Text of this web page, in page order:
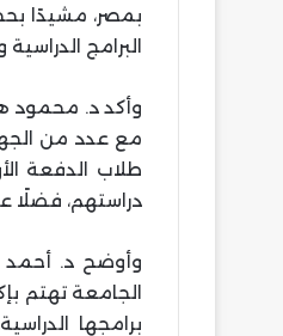
بمصر، مشيدًا
البرامج
وأكد د. محمود
مع عدد من
طلاب الدفعة
دراستهم، فضلًا
وأوضح د. أحمد
الجامعة تهتم
برامجها